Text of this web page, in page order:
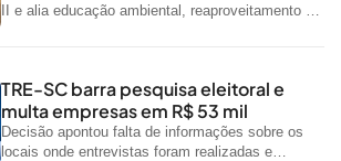
II e alia educação ambiental, reaproveitamento de
TRE-SC barra pesquisa eleitoral e
multa empresas em R$ 53 mil
Decisão apontou falta de informações sobre os
locais onde entrevistas foram realizadas e